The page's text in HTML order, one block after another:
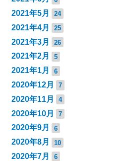
2021年5月 24
2021年4月 25
2021年3月 26
2021年2月 5
2021年1月 6
2020年12月 7
2020年11月 4
2020年10月 7
2020年9月 6
2020年8月 10
2020年7月 6